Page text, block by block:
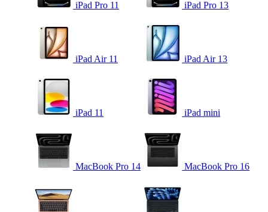
iPad Pro 11 iPad Pro 13
iPad Air 11 iPad Air 13
iPad 11 iPad mini
MacBook Pro 14 MacBook Pro 16